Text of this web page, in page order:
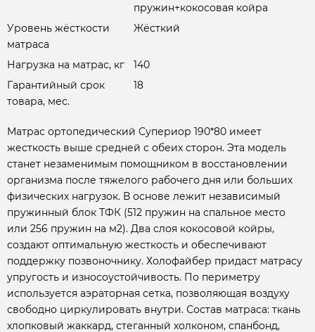
пружин+кокосовая койра
Уровень жёсткости
матраса
Жёсткий
Нагрузка на матрас, кг
140
Гарантийный срок
товара, мес.
18
Матрас ортопедический Супериор 190*80 имеет
жесткость выше средней с обеих сторон. Эта модель
станет незаменимым помощником в восстановлении
организма после тяжелого рабочего дня или больших
физических нагрузок. В основе лежит независимый
пружинный блок ТФК (512 пружин на спальное место
или 256 пружин на м2). Два слоя кокосовой койры,
создают оптимальную жесткость и обеспечивают
поддержку позвоночнику. Холофайбер придаст матрасу
упругость и износоустойчивость. По периметру
используется аэраторная сетка, позволяющая воздуху
свободно циркулировать внутри. Состав матраса: ткань
хлопковый жаккард, стеганный холконом, спанбонд,